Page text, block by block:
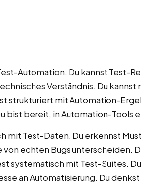
Automation. Du kannst Test-
Verständnis. Du
strukturiert mit Automation-
bist bereit, in Automation-Tools
mit Test-Daten. Du erkennst
von echten Bugs unterscheiden.
systematisch mit Test-Suites.
an Automatisierung. Du